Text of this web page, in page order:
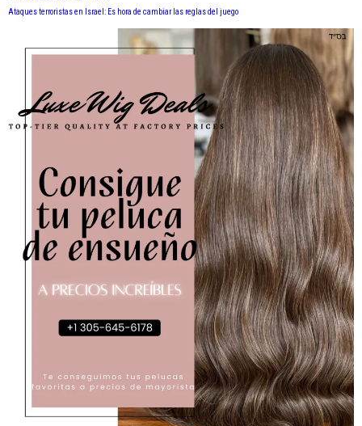
Ataques terroristas en Israel: Es hora de cambiar las reglas del juego